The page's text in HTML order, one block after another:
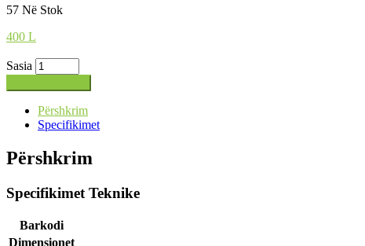
57 Në Stok
400 L
Sasia
Përshkrim
Specifikimet
Përshkrim
Specifikimet Teknike
Barkodi
Dimensionet